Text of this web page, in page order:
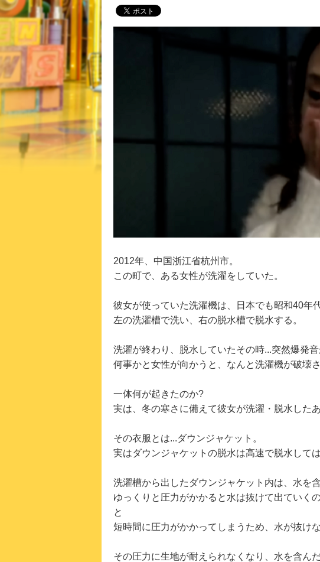
2012年、中国浙江省杭州市。
この町で、ある女性が洗濯をしていた。
彼女が使っていた洗濯機は、日本でも昭和40年
左の洗濯槽で洗い、右の脱水槽で脱水する。
洗濯が終わり、脱水していたその時...突然爆発音
何事かと女性が向かうと、なんと洗濯機が破壊
一体何が起きたのか?
実は、冬の寒さに備えて彼女が洗濯・脱水した
その衣服とは...ダウンジャケット。
実はダウンジャケットの脱水は高速で脱水して
洗濯槽から出したダウンジャケット内は、水を
ゆっくりと圧力がかかると水は抜けて出ていく
と
短時間に圧力がかかってしまうため、水が抜けな
その圧力に生地が耐えられなくなり、水を含ん